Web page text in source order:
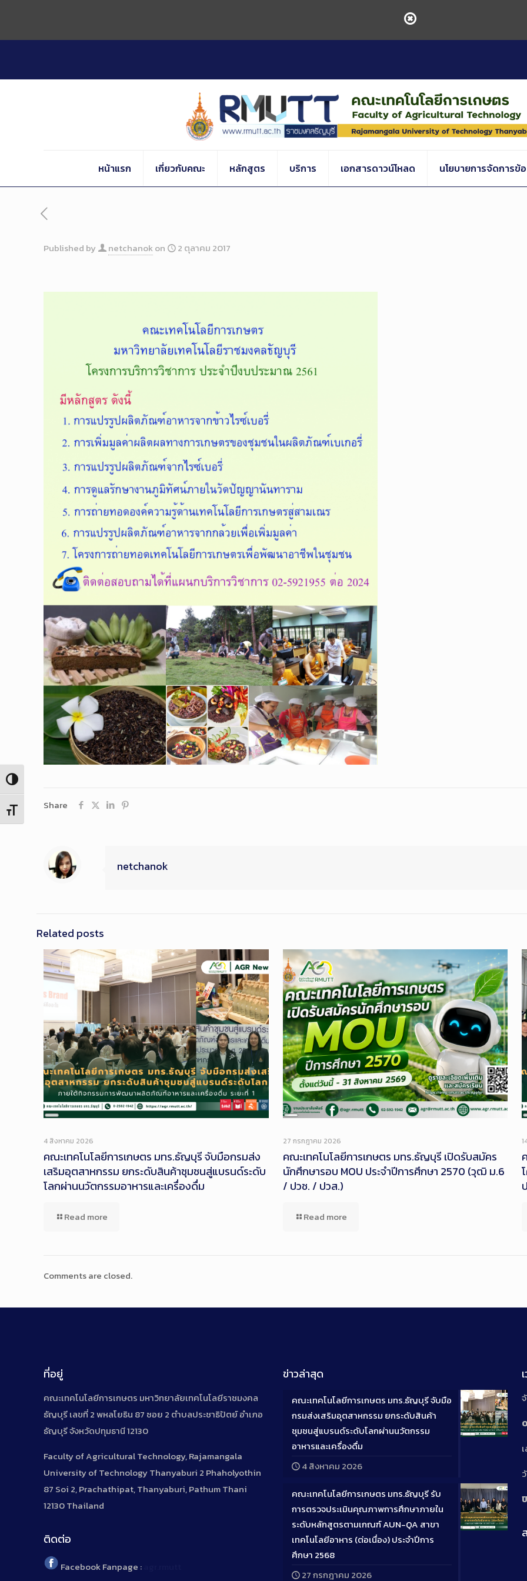
Content
Toggle High Contrast
Toggle Font size
หน้าแรก เกี่ยวกับคณะ หลักสูตร บริการ เอกสารดาวน์โหลด นโยบายการจัดการข้
Published by netchanokon 2 ตุลาคม 2017
Share
netchanok
Related posts
Long
4 สิงหาคม 2026
คณะเทคโนโลยีการเกษตร มทร.ธัญบุรี จับมือกรมส่ง
เสริมอุตสาหกรรม ยกระดับสินค้าชุมชนสู่แบรนด์ระดับ
โลกผ่านนวัตกรรมอาหารและเครื่องดื่ม
Read more
Long
27 กรกฎาคม 2026
คณะเทคโนโลยีการเกษตร มทร.ธัญบุรี เปิดรับสมัคร
นักศึกษารอบ MOU ประจำปีการศึกษา 2570 (วุฒิ ม.6
/ ปวช. / ปวส.)
Read more
Comments are closed.
ที่อยู่
คณะเทคโนโลยีการเกษตร มหาวิทยาลัยเทคโนโลยีราชมงคล
ธัญบุรี เลขที่ 2 พหลโยธิน 87 ซอย 2 ตำบลประชาธิปัตย์ อำเภอ
ธัญบุรี จังหวัดปทุมธานี 12130
Faculty of Agricultural Technology, Rajamangala
University of Technology Thanyaburi 2 Phaholyothin
87 Soi 2, Prachathipat, Thanyaburi, Pathum Thani
12130 Thailand
ติดต่อ
Facebook Fanpage :
ข่าวล่าสุด
Long
คณะเทคโนโลยีการเกษตร มทร.ธัญบุรี จับมือ
กรมส่งเสริมอุตสาหกรรม ยกระดับสินค้า
ชุมชนสู่แบรนด์ระดับโลกผ่านนวัตกรรม
อาหารและเครื่องดื่ม
4 สิงหาคม 2026
Long
คณะเทคโนโลยีการเกษตร มทร.ธัญบุรี รับ
การตรวจประเมินคุณภาพการศึกษาภายใน
ระดับหลักสูตรตามเกณฑ์ AUN-QA สาขา
เทคโนโลยีอาหาร (ต่อเนื่อง) ประจำปีการ
ศึกษา 2568
27 กรกฎาคม 2026